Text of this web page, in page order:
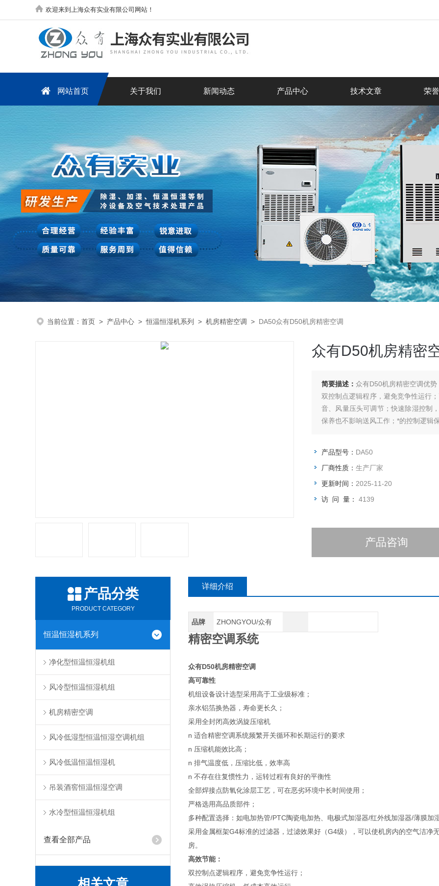
欢迎来到上海众有实业有限公司网站！
网站首页 关于我们 新闻动态 产品中心 技术文章 荣
当前位置： 首页 > 产品中心 >恒温恒湿机系列 > 机房精密空调 > DA50众有D50机房精密空调
众有D50机房精密
简要描述： 众有D50机房精密空调优势
双控制点逻辑程序，避免竞争性运行
音、风量压头可调节；快速除湿控制
保养也不影响送风工作；*的控制逻辑
产品型号： DA50
厂商性质： 生产厂家
更新时间： 2025-11-20
访 问 量： 4139
产品咨询
产品分类
PRODUCT CATEGORY
恒温恒湿机系列
净化型恒温恒湿机组
风冷型恒温恒湿机组
机房精密空调
风冷低湿型恒温恒湿空调机组
风冷低温恒温恒湿机
吊装酒窖恒温恒湿空调
水冷型恒温恒湿机组
查看全部产品
详细介绍
品牌 ZHONGYOU/众有
精密空调系统
众有D50机房精密空调
高可靠性
机组设备设计选型采用高于工业级标准；
亲水铝箔换热器，寿命更长久；
采用全封闭高效涡旋压缩机
n 适合精密空调系统频繁开关循环和长期运行的要求
n 压缩机能效比高；
n 排气温度低，压缩比低，效率高
n 不存在往复惯性力，运转过程有良好的平衡性
全部焊接点防氧化涂层工艺，可在恶劣环境中长时间使用；
严格选用高品质部件；
多种配置选择：如电加热管/PTC陶瓷电加热、电极式加湿器/红外线加湿器/薄膜加
采用金属框架G4标准的过滤器，过滤效果好（G4级），可以使机房内的空气洁净
房。
高效节能：
双控制点逻辑程序，避免竞争性运行；